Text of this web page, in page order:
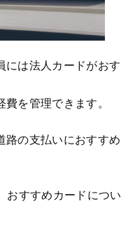
には法人カードがおす
を管理できます。
路の支払いにおすすめ
おすすめカードについ